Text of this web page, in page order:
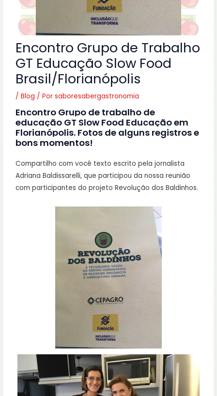
Encontro Grupo de Trabalho
GT Educação Slow Food
Brasil/Florianópolis
/Blog / Porsaboresabergastronomia
Encontro Grupo de trabalho de
educação GT Slow Food Educação em
Florianópolis. Fotos de alguns registros e
bons momentos!
Compartilho com você texto escrito pela jornalista
Adriana Baldissarelli, que participou da nossa reunião
com participantes do projeto Revolução dos Baldinhos.